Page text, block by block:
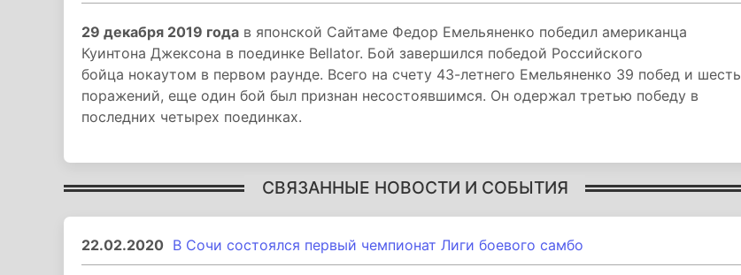
29 декабря 2019 года в японской Сайтаме Федор Емельяненко победил американца
Куинтона Джексона в поединке Bellator. Бой завершился победой Российского
бойца нокаутом в первом раунде. Всего на счету 43-летнего Емельяненко 39 побед и шесть
поражений, еще один бой был признан несостоявшимся. Он одержал третью победу в
последних четырех поединках.
СВЯЗАННЫЕ НОВОСТИ И СОБЫТИЯ
22.02.2020 В Сочи состоялся первый чемпионат Лиги боевого самбо